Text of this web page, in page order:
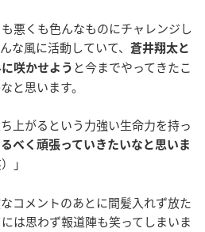
悪くも色んなものにチャレンジし
な風に活動していて、
蒼井翔太と
咲かせよう と今までやってきたこ
と思います。
上がるという力強い生命力を持っ
べく頑張っていきたいなと思いま
」
コメントのあとに間髪入れず放た
には思わず報道陣も笑ってしまいま